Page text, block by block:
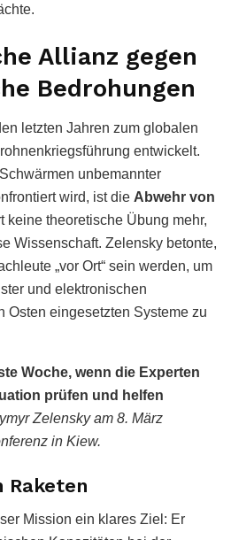
Allianz gegen
Bedrohungen
letzten Jahren zum globalen
entwickelt.
unbemannter
wird, ist die Abwehr von
keine theoretische Übung mehr,
Wissenschaft. Zelensky betonte,
„vor Ort“ sein werden, um
und elektronischen
Osten eingesetzten Systeme zu
Woche, wenn die Experten
prüfen und helfen
Zelensky am 8. März
in Kiew.
Raketen
Mission ein klares Ziel: Er